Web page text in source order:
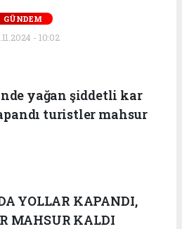
GÜNDEM
- 10:02
yağan şiddetli kar
turistler mahsur
YOLLAR KAPANDI,
MAHSUR KALDI